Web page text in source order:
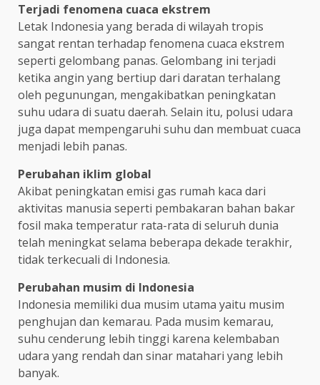
Terjadi fenomena cuaca ekstrem
Letak Indonesia yang berada di wilayah tropis
sangat rentan terhadap fenomena cuaca ekstrem
seperti gelombang panas. Gelombang ini terjadi
ketika angin yang bertiup dari daratan terhalang
oleh pegunungan, mengakibatkan peningkatan
suhu udara di suatu daerah. Selain itu, polusi udara
juga dapat mempengaruhi suhu dan membuat cuaca
menjadi lebih panas.
Perubahan iklim global
Akibat peningkatan emisi gas rumah kaca dari
aktivitas manusia seperti pembakaran bahan bakar
fosil maka temperatur rata-rata di seluruh dunia
telah meningkat selama beberapa dekade terakhir,
tidak terkecuali di Indonesia.
Perubahan musim di Indonesia
Indonesia memiliki dua musim utama yaitu musim
penghujan dan kemarau. Pada musim kemarau,
suhu cenderung lebih tinggi karena kelembaban
udara yang rendah dan sinar matahari yang lebih
banyak.